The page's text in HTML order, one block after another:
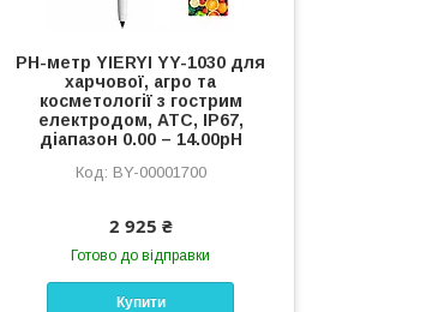
PH-метр YIERYI YY-1030 для
харчової, агро та
косметології з гострим
електродом, ATC, IP67,
діапазон 0.00 – 14.00pH
BY-00001700
2 925 ₴
Готово до відправки
Купити